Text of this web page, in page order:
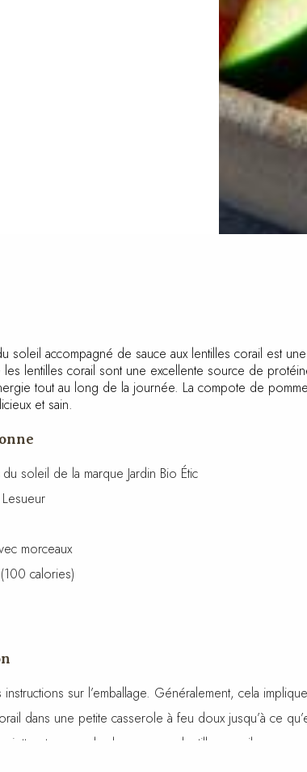
soleil accompagné de sauce aux lentilles corail est
les lentilles corail sont une excellente source de
tout au long de la journée. La compote de
et sain.
soleil de la marque Jardin Bio Étic
morceaux
calories)
sur l’emballage. Généralement, cela
dans une petite casserole à feu doux jusqu’à ce
et nappez-le de sauce aux lentilles corail.